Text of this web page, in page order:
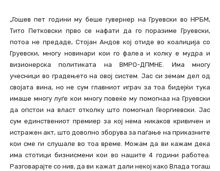
„Гошев пет години му беше гувернер на Груевски во НРБМ,
Тито Петковски прво се нафати да го поразиме Груевски,
потоа не предаде, Стојан Андов кој отиде во коалиција со
Груевски, многу новинари кои го фалеа и колку е мудра и
визионерска политиката на ВМРО-ДПМНЕ. Има многу
учесници во градењето на овој систем. Јас си земам дел од
својата вина, но не сум главниот играч за тоа бидејќи тука
имаше многу луѓе кои многу повеќе му помогнаа на Груевски
да опстои на власт отколку што помогнал Георгиевски. Јас
сум единствениот премиер за кој нема никаков кривичен и
истражен акт, што доволно зборува за паѓање на приказните
кои сме ги слушале во тоа време. Можам да ви кажам дека
има стотици бизнисмени кои во нашите 4 години работеа.
Разговарајте со нив, да ви кажат дали некој како Влада тогаш